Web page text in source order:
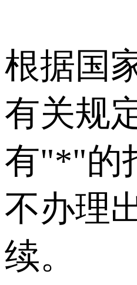
根据国
有关规
有"*"的
不办理
续。